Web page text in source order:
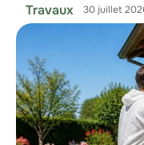
Travaux 30 juillet